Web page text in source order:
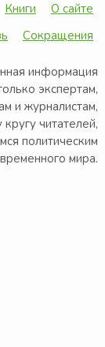
Книги
О сайте
Сокращения
информация
экспертам,
и журналистам,
читателей,
политическим
мира.